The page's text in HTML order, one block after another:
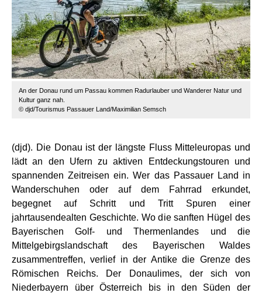
An der Donau rund um Passau kommen Radurlauber und Wanderer Natur und
Kultur ganz nah.
© djd/Tourismus Passauer Land/Maximilian Semsch
(djd). Die Donau ist der längste Fluss Mitteleuropas und
lädt an den Ufern zu aktiven Entdeckungstouren und
spannenden Zeitreisen ein. Wer das Passauer Land in
Wanderschuhen oder auf dem Fahrrad erkundet,
begegnet auf Schritt und Tritt Spuren einer
jahrtausendealten Geschichte. Wo die sanften Hügel des
Bayerischen Golf- und Thermenlandes und die
Mittelgebirgslandschaft des Bayerischen Waldes
zusammentreffen, verlief in der Antike die Grenze des
Römischen Reichs. Der Donaulimes, der sich von
Niederbayern über Österreich bis in den Süden der